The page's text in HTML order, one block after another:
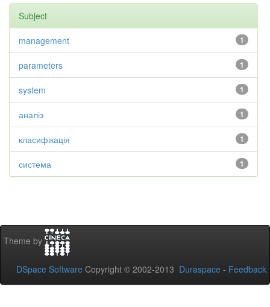
Subject
1
management
1
parameters
1
system
1
аналіз
1
класифікація
1
система
Theme by
DSpace Software Copyright © 2002-2013 Duraspace - Feedback